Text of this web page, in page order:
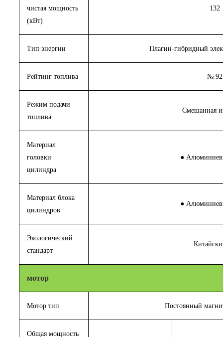
чистая мощность
(кВт)
132
Тип энергии Плагин-гибридный
Рейтинг топлива № 92
Режим подачи
топлива
Смешанная
Материал
головки
цилиндра
●
Материал блока
цилиндров
●
Экологический
стандарт
мотор
Мотор тип Постоянный
Общая мощность